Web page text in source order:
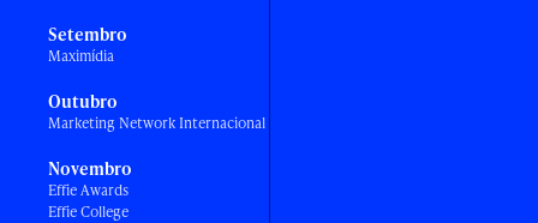
Setembro
Maximídia
Outubro
Marketing Network Internacional
Novembro
Effie Awards
Effie College